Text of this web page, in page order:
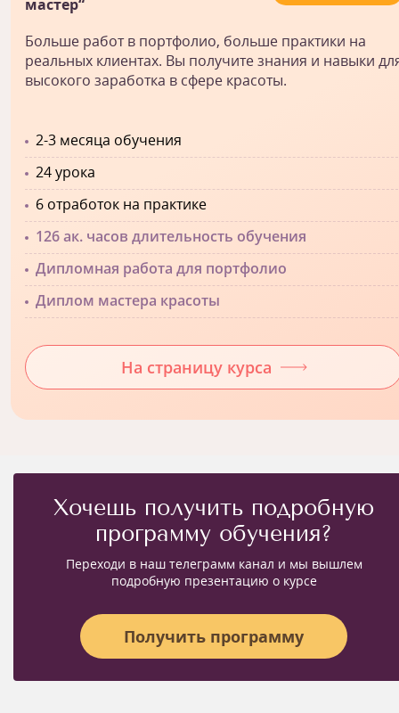
мастер“
Больше работ в портфолио, больше практики на
реальных клиентах. Вы получите знания и навыки
высокого заработка в сфере красоты.
2-3 месяца обучения
24 урока
6 отработок на практике
126 ак. часов длительность обучения
Дипломная работа для портфолио
Диплом мастера красоты
На страницу курса
Хочешь получить подробную
программу обучения?
Переходи в наш телеграмм канал и мы вышлем
подробную презентацию о курсе
Получить программу